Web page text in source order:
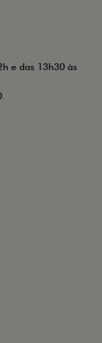
e das 13h30 às